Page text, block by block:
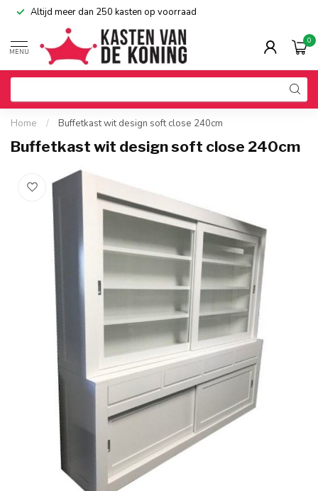
Altijd meer dan 250 kasten op voorraad
MENU
0
Home / Buffetkast wit design soft close 240cm
Buffetkast wit design soft close 240cm